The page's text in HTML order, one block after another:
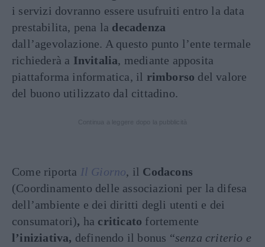
i servizi dovranno essere usufruiti entro la data
prestabilita, pena la decadenza
dall’agevolazione. A questo punto l’ente termale
richiederà a Invitalia, mediante apposita
piattaforma informatica, il rimborso del valore
del buono utilizzato dal cittadino.
Come riporta Il Giorno, il Codacons
(Coordinamento delle associazioni per la difesa
dell’ambiente e dei diritti degli utenti e dei
consumatori), ha criticato fortemente
l’iniziativa, definendo il bonus “senza criterio e